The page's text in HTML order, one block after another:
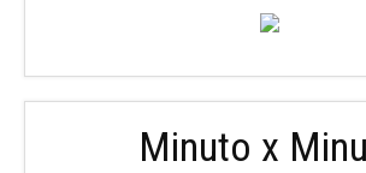
Minuto x